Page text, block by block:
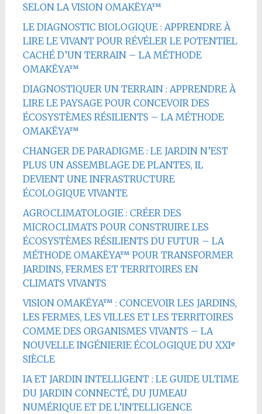
SELON LA VISION OMAKËYA™
LE DIAGNOSTIC BIOLOGIQUE : APPRENDRE À
LIRE LE VIVANT POUR RÉVÉLER LE POTENTIEL
CACHÉ D’UN TERRAIN – LA MÉTHODE
OMAKËYA™
DIAGNOSTIQUER UN TERRAIN : APPRENDRE À
LIRE LE PAYSAGE POUR CONCEVOIR DES
ÉCOSYSTÈMES RÉSILIENTS – LA MÉTHODE
OMAKËYA™
CHANGER DE PARADIGME : LE JARDIN N’EST
PLUS UN ASSEMBLAGE DE PLANTES, IL
DEVIENT UNE INFRASTRUCTURE
ÉCOLOGIQUE VIVANTE
AGROCLIMATOLOGIE : CRÉER DES
MICROCLIMATS POUR CONSTRUIRE LES
ÉCOSYSTÈMES RÉSILIENTS DU FUTUR – LA
MÉTHODE OMAKËYA™ POUR TRANSFORMER
JARDINS, FERMES ET TERRITOIRES EN
CLIMATS VIVANTS
VISION OMAKËYA™ : CONCEVOIR LES JARDINS,
LES FERMES, LES VILLES ET LES TERRITOIRES
COMME DES ORGANISMES VIVANTS – LA
NOUVELLE INGÉNIERIE ÉCOLOGIQUE DU XXIᵉ
SIÈCLE
IA ET JARDIN INTELLIGENT : LE GUIDE ULTIME
DU JARDIN CONNECTÉ, DU JUMEAU
NUMÉRIQUE ET DE L’INTELLIGENCE